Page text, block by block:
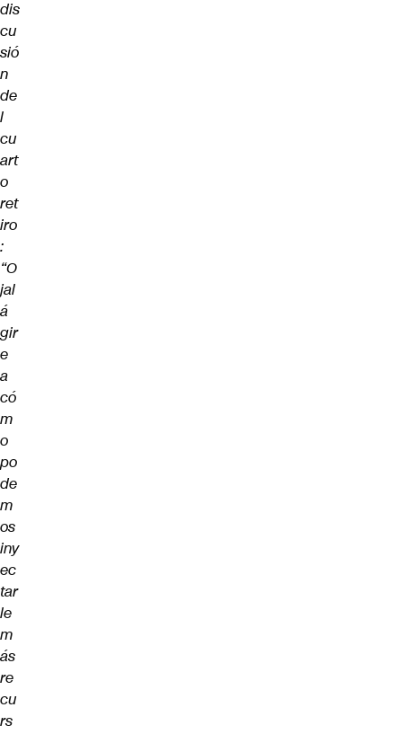
dis
cu
sió
n
de
l
cu
art
o
ret
iro
:
“O
jal
á
gir
e
a
có
m
o
po
de
m
os
iny
ec
tar
le
m
ás
re
cu
rs